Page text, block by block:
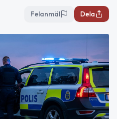
Felanmäl Dela